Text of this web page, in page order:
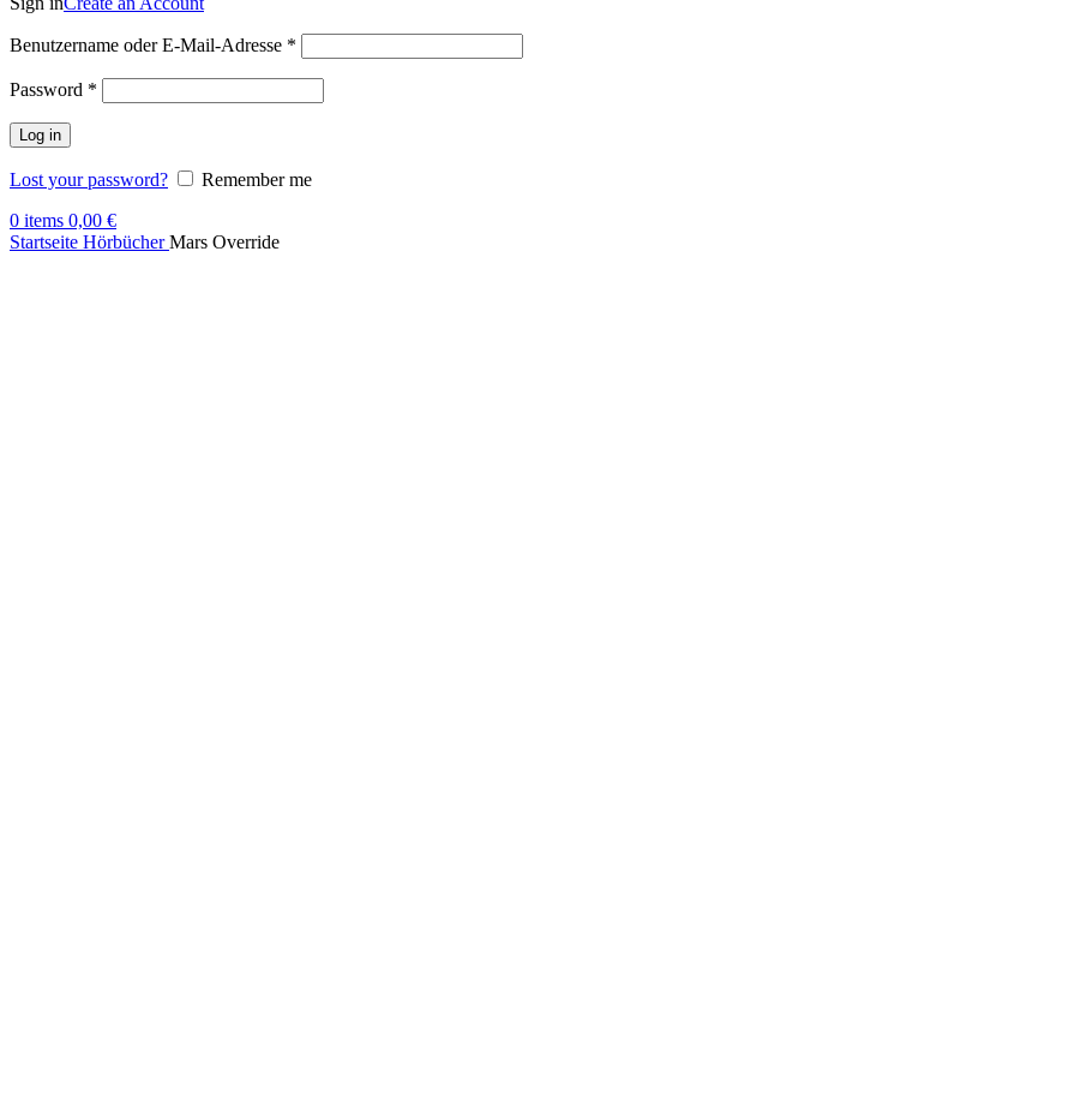
Benutzername oder E-Mail-Adresse *
Password *
Log in
Lost your password?
Remember me
0 items 0,00 €
Startseite HörbücherMars Override